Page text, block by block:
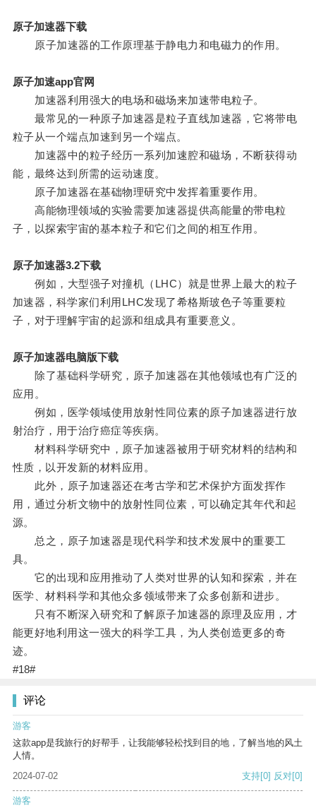
原子加速器下载
原子加速器的工作原理基于静电力和电磁力的作用。
原子加速app官网
加速器利用强大的电场和磁场来加速带电粒子。
最常见的一种原子加速器是粒子直线加速器，它将带电
粒子从一个端点加速到另一个端点。
加速器中的粒子经历一系列加速腔和磁场，不断获得动
能，最终达到所需的运动速度。
原子加速器在基础物理研究中发挥着重要作用。
高能物理领域的实验需要加速器提供高能量的带电粒
子，以探索宇宙的基本粒子和它们之间的相互作用。
原子加速器3.2下载
例如，大型强子对撞机（LHC）就是世界上最大的粒子
加速器，科学家们利用LHC发现了希格斯玻色子等重要粒
子，对于理解宇宙的起源和组成具有重要意义。
原子加速器电脑版下载
除了基础科学研究，原子加速器在其他领域也有广泛的
应用。
例如，医学领域使用放射性同位素的原子加速器进行放
射治疗，用于治疗癌症等疾病。
材料科学研究中，原子加速器被用于研究材料的结构和
性质，以开发新的材料应用。
此外，原子加速器还在考古学和艺术保护方面发挥作
用，通过分析文物中的放射性同位素，可以确定其年代和起
源。
总之，原子加速器是现代科学和技术发展中的重要工
具。
它的出现和应用推动了人类对世界的认知和探索，并在
医学、材料科学和其他众多领域带来了众多创新和进步。
只有不断深入研究和了解原子加速器的原理及应用，才
能更好地利用这一强大的科学工具，为人类创造更多的奇
迹。
#18#
评论
游客
这款app是我旅行的好帮手，让我能够轻松找到目的地，了解当地的风土
人情。
2024-07-02
支持[0] 反对[0]
游客